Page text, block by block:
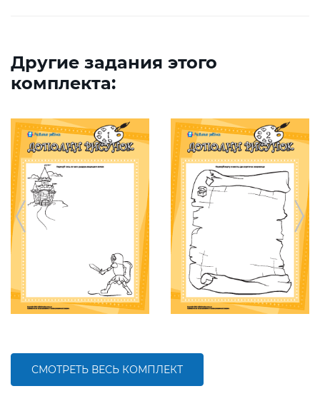
Другие задания этого
комплекта:
СМОТРЕТЬ ВЕСЬ КОМПЛЕКТ